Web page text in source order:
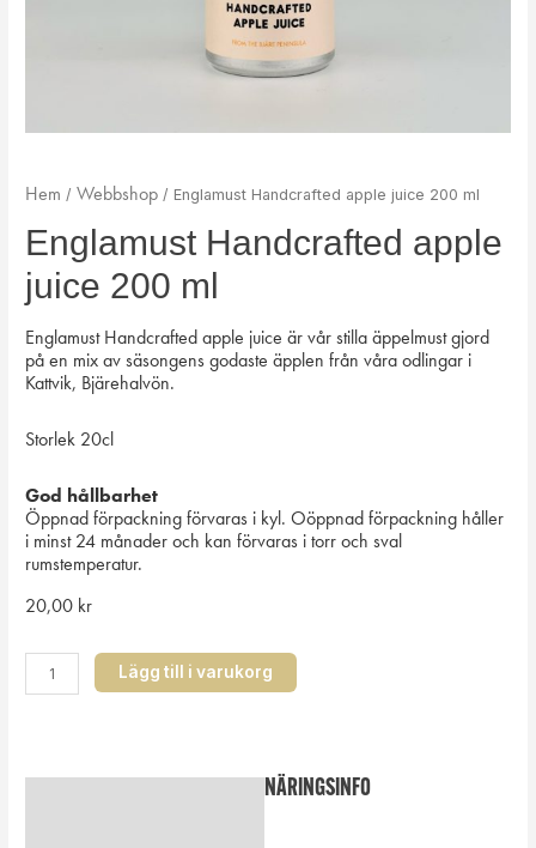
Hem /Webbshop / Englamust Handcrafted apple juice 200 ml
Englamust Handcrafted apple
juice 200 ml
Englamust Handcrafted apple juice är vår stilla äppelmust gjord
på en mix av säsongens godaste äpplen från våra odlingar i
Kattvik, Bjärehalvön.
Storlek 20cl
God hållbarhet
Öppnad förpackning förvaras i kyl. Oöppnad förpackning håller
i minst 24 månader och kan förvaras i torr och sval
rumstemperatur.
20,00 kr
Englamust
Handcrafted
ml
Lägg till i varukorg
NÄRINGSINFO